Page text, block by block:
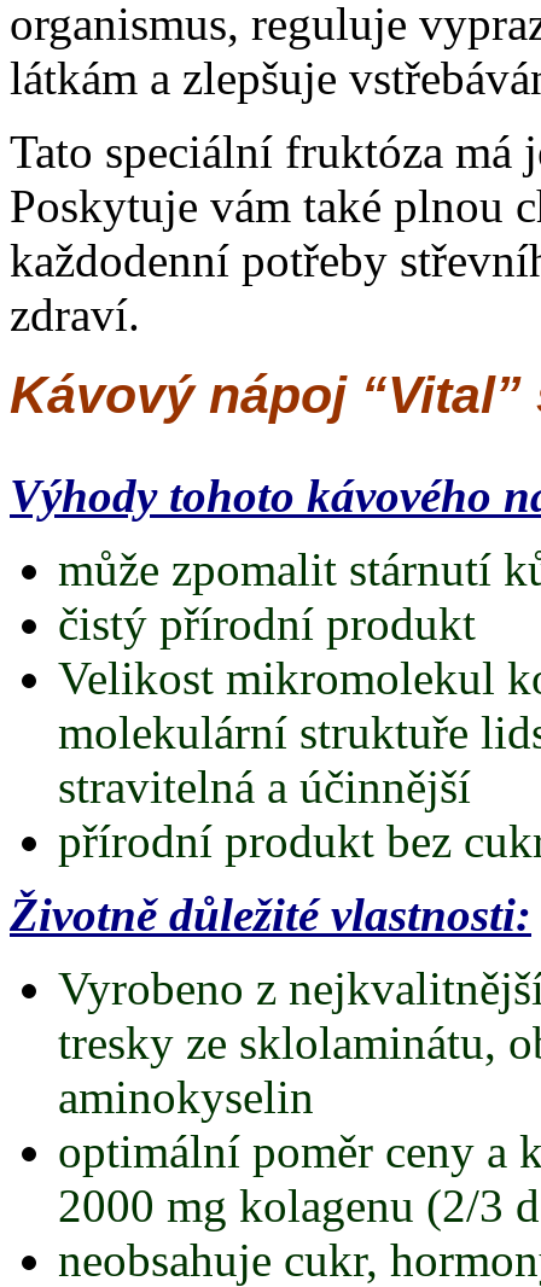
organismus, reguluje
látkám a zlepšuje
Tato speciální fruktóza má
Poskytuje vám také plnou
každodenní potřeby
zdraví.
Kávový nápoj
Výhody tohoto kávového
může zpomalit stárnutí
čistý přírodní produkt
Velikost mikromolekul
molekulární struktuře
stravitelná a účinnější
přírodní produkt bez
Životně důležité vlastnosti:
Vyrobeno z
tresky ze sklolaminátu,
aminokyselin
optimální poměr ceny a
2000 mg kolagenu (2/3
neobsahuje cukr,